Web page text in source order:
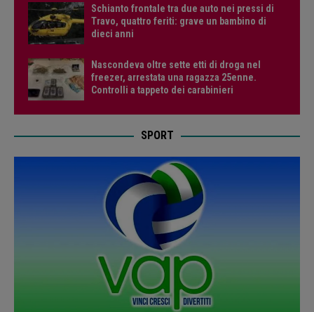
Schianto frontale tra due auto nei pressi di
Travo, quattro feriti: grave un bambino di
dieci anni
Nascondeva oltre sette etti di droga nel
freezer, arrestata una ragazza 25enne.
Controlli a tappeto dei carabinieri
SPORT